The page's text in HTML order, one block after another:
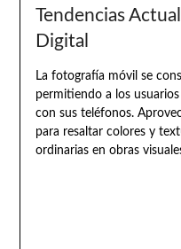
Tendencias
Digital
La fotografía móvil se
permitiendo a los
con sus teléfonos.
para resaltar colores y
ordinarias en obras